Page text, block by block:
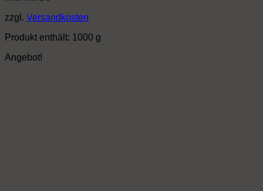
zzgl. Versandkosten
Produkt enthält: 1000 g
Angebot!